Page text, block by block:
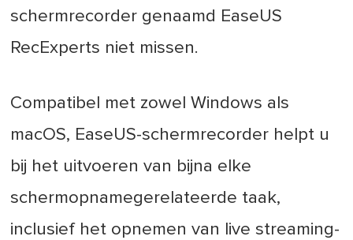
schermrecorder genaamd EaseUS
RecExperts niet missen.
Compatibel met zowel Windows als
macOS, EaseUS-schermrecorder helpt u
bij het uitvoeren van bijna elke
schermopnamegerelateerde taak,
inclusief het opnemen van live streaming-